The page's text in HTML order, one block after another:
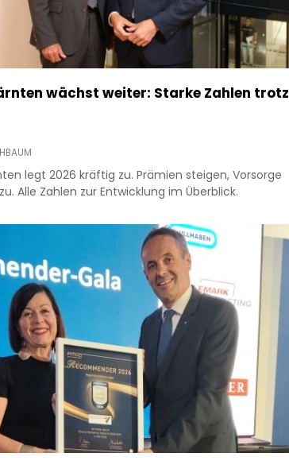
wächst weiter: Starke Zahlen trotz
legt 2026 kräftig zu. Prämien steigen, Vorsorge
Alle Zahlen zur Entwicklung im Überblick.